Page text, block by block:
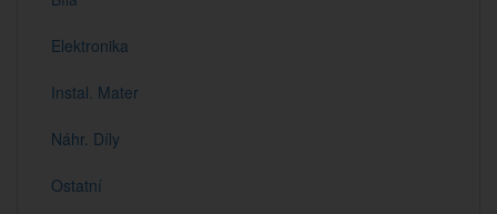
Elektronika
Instal. Mater
Náhr. Díly
Ostatní